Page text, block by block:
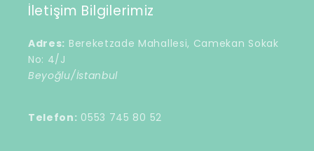
İletişim Bilgilerimiz
Adres: Bereketzade Mahallesi, Camekan Sokak
No: 4/J
Beyoğlu/İstanbul
Telefon: 0553 745 80 52